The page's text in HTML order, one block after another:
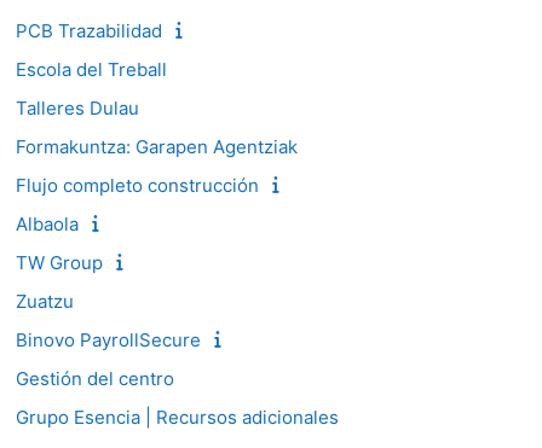
PCB Trazabilidad
Escola del Treball
Talleres Dulau
Formakuntza: Garapen Agentziak
Flujo completo construcción
Albaola
TW Group
Zuatzu
Binovo PayrollSecure
Gestión del centro
Grupo Esencia | Recursos adicionales